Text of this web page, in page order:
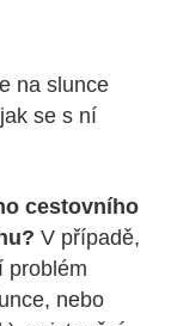
na slunce
se s ní
cestovního
V případě,
problém
nebo